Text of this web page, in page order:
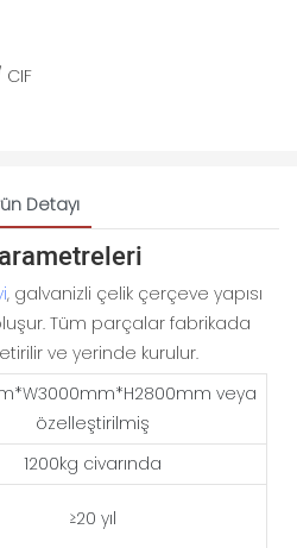
CIF
Detayı
, galvanizli çelik çerçeve yapısı
Tüm parçalar fabrikada
ve yerinde kurulur.
veya
özelleştirilmiş
1200kg civarında
≥20 yıl